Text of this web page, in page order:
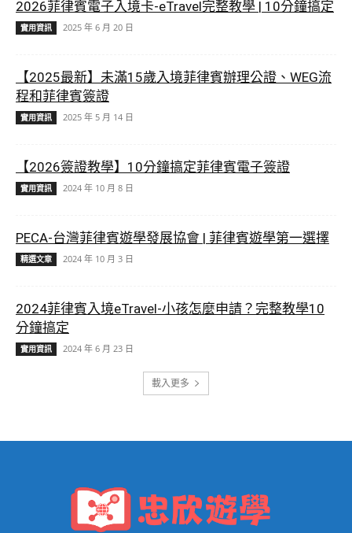
2026菲律賓電子入境卡-eTravel完整教學 | 10分鐘搞定
實用資訊 2025 年 6 月 20 日
【2025最新】未滿15歲入境菲律賓辦理公證、WEG流
程和菲律賓簽證
實用資訊 2025 年 5 月 14 日
【2026簽證教學】10分鐘搞定菲律賓電子簽證
實用資訊 2024 年 10 月 8 日
PECA-台灣菲律賓遊學發展協會 | 菲律賓遊學第一選擇
精選文章 2024 年 10 月 3 日
2024菲律賓入境eTravel-小孩怎麼申請？完整教學10
分鐘搞定
實用資訊 2024 年 6 月 23 日
載入更多